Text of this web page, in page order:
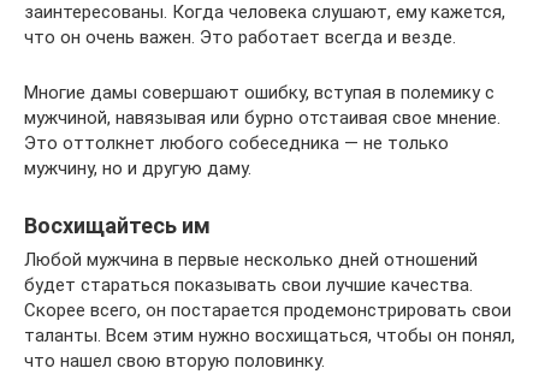
заинтересованы. Когда человека слушают, ему кажется,
что он очень важен. Это работает всегда и везде.
Многие дамы совершают ошибку, вступая в полемику с
мужчиной, навязывая или бурно отстаивая свое мнение.
Это оттолкнет любого собеседника — не только
мужчину, но и другую даму.
Восхищайтесь им
Любой мужчина в первые несколько дней отношений
будет стараться показывать свои лучшие качества.
Скорее всего, он постарается продемонстрировать свои
таланты. Всем этим нужно восхищаться, чтобы он понял,
что нашел свою вторую половинку.